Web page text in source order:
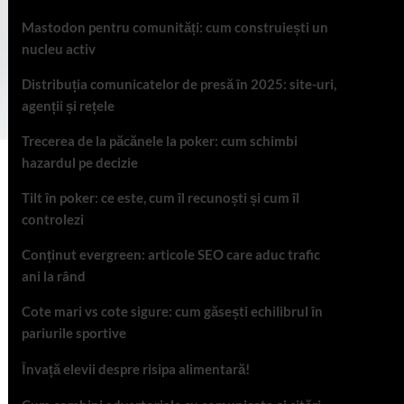
Mastodon pentru comunități: cum construiești un
nucleu activ
Distribuția comunicatelor de presă în 2025: site-uri,
agenții și rețele
Trecerea de la păcănele la poker: cum schimbi
hazardul pe decizie
Tilt în poker: ce este, cum îl recunoști și cum îl
controlezi
Conținut evergreen: articole SEO care aduc trafic
ani la rând
Cote mari vs cote sigure: cum găsești echilibrul în
pariurile sportive
Învață elevii despre risipa alimentară!